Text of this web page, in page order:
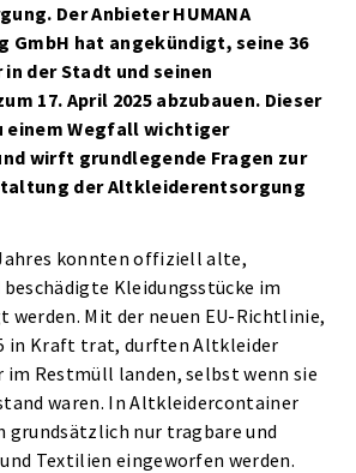
Der Anbieter HUMANA
GmbH hat angekündigt, seine 36
der Stadt und seinen
17. April 2025 abzubauen. Dieser
einem Wegfall wichtiger
wirft grundlegende Fragen zur
der Altkleiderentsorgung
konnten offiziell alte,
beschädigte Kleidungsstücke im
Mit der neuen EU-Richtlinie,
in Kraft trat, durften Altkleider
im Restmüll landen, selbst wenn sie
waren. In Altkleidercontainer
grundsätzlich nur tragbare und
Textilien eingeworfen werden.